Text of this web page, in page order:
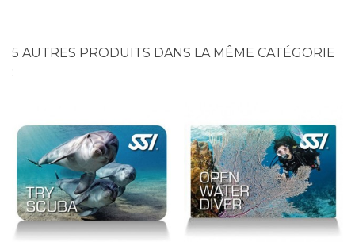
5 AUTRES PRODUITS DANS LA MÊME CATÉGORIE
: